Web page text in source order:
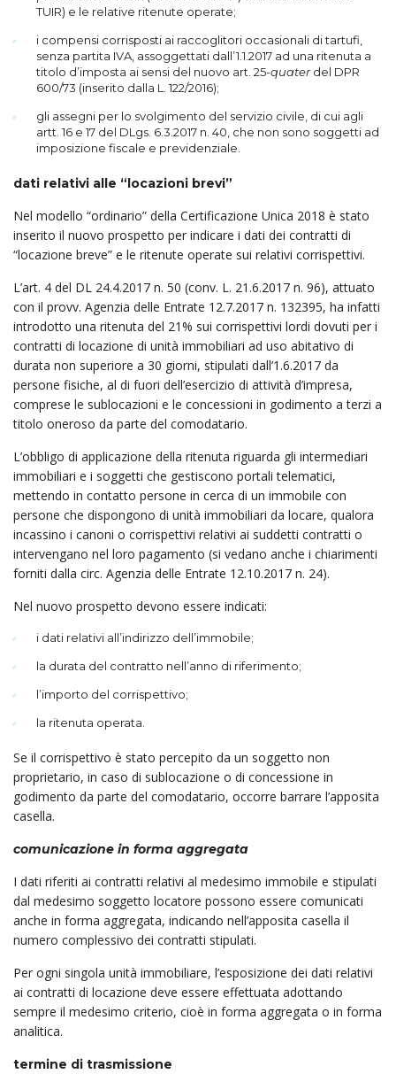
TUIR) e le relative ritenute operate;
i compensi corrisposti ai raccoglitori occasionali di tartufi,
senza partita IVA, assoggettati dall’1.1.2017 ad una ritenuta a
titolo d’imposta ai sensi del nuovo art. 25-quaterdel DPR
600/73 (inserito dalla L. 122/2016);
gli assegni per lo svolgimento del servizio civile, di cui agli
artt. 16 e 17 del DLgs. 6.3.2017 n. 40, che non sono soggetti ad
imposizione fiscale e previdenziale.
dati relativi alle “locazioni brevi”
Nel modello “ordinario” della Certificazione Unica 2018 è stato
inserito il nuovo prospetto per indicare i dati dei contratti di
“locazione breve” e le ritenute operate sui relativi corrispettivi.
L’art. 4 del DL 24.4.2017 n. 50 (conv. L. 21.6.2017 n. 96), attuato
con il provv. Agenzia delle Entrate 12.7.2017 n. 132395, ha infatti
introdotto una ritenuta del 21% sui corrispettivi lordi dovuti per i
contratti di locazione di unità immobiliari ad uso abitativo di
durata non superiore a 30 giorni, stipulati dall’1.6.2017 da
persone fisiche, al di fuori dell’esercizio di attività d’impresa,
comprese le sublocazioni e le concessioni in godimento a terzi a
titolo oneroso da parte del comodatario.
L’obbligo di applicazione della ritenuta riguarda gli intermediari
immobiliari e i soggetti che gestiscono portali telematici,
mettendo in contatto persone in cerca di un immobile con
persone che dispongono di unità immobiliari da locare, qualora
incassino i canoni o corrispettivi relativi ai suddetti contratti o
intervengano nel loro pagamento (si vedano anche i chiarimenti
forniti dalla circ. Agenzia delle Entrate 12.10.2017 n. 24).
Nel nuovo prospetto devono essere indicati:
i dati relativi all’indirizzo dell’immobile;
la durata del contratto nell’anno di riferimento;
l’importo del corrispettivo;
la ritenuta operata.
Se il corrispettivo è stato percepito da un soggetto non
proprietario, in caso di sublocazione o di concessione in
godimento da parte del comodatario, occorre barrare l’apposita
casella.
comunicazione in forma aggregata
I dati riferiti ai contratti relativi al medesimo immobile e stipulati
dal medesimo soggetto locatore possono essere comunicati
anche in forma aggregata, indicando nell’apposita casella il
numero complessivo dei contratti stipulati.
Per ogni singola unità immobiliare, l’esposizione dei dati relativi
ai contratti di locazione deve essere effettuata adottando
sempre il medesimo criterio, cioè in forma aggregata o in forma
analitica.
termine di trasmissione